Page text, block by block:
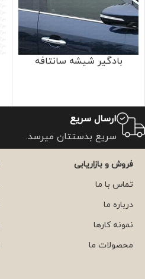
بادگیر شیشه سانتافه
ارسال سریع
سریع بدستتان میرسد.
فروش و بازاریابی
تماس با ما
درباره ما
نمونه کارها
محصولات ما